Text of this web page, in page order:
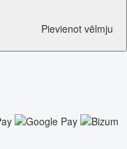
Pievienot vēlmju